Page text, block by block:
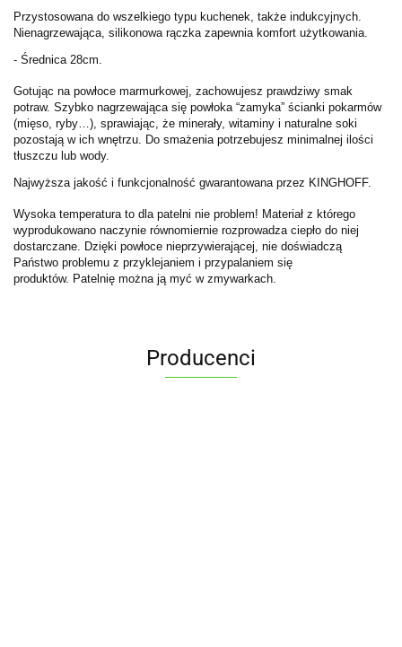
Przystosowana do wszelkiego typu kuchenek, także indukcyjnych.
Nienagrzewająca, silikonowa rączka zapewnia komfort użytkowania.
- Średnica 28cm.
Gotując na powłoce marmurkowej, zachowujesz prawdziwy smak
potraw. Szybko nagrzewająca się powłoka “zamyka” ścianki pokarmów
(mięso, ryby…), sprawiając, że minerały, witaminy i naturalne soki
pozostają w ich wnętrzu. Do smażenia potrzebujesz minimalnej ilości
tłuszczu lub wody.
Najwyższa jakość i funkcjonalność gwarantowana przez KINGHOFF.
Wysoka temperatura to dla patelni nie problem! Materiał z którego
wyprodukowano naczynie równomiernie rozprowadza ciepło do niej
dostarczane. Dzięki powłoce nieprzywierającej, nie doświadczą
Państwo problemu z przyklejaniem i przypalaniem się
produktów. Patelnię można ją myć w zmywarkach.
Producenci